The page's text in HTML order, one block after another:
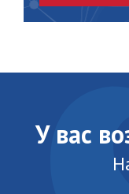
У вас